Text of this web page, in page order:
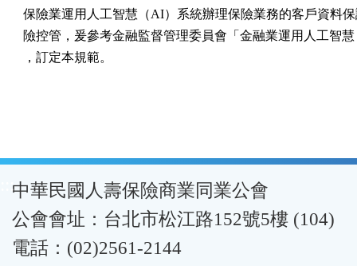
保險業運用人工智慧（AI）系統辦理保險業務的客戶資料
險控管，爰參考金融監督管理委員會「金融業運用人工智
，訂定本規範。
:::中華民國人壽保險商業同業公會
公會會址：台北市松江路152號5樓 (104)
電話：(02)2561-2144